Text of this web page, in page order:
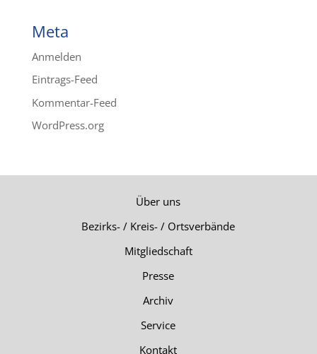
Meta
Anmelden
Eintrags-Feed
Kommentar-Feed
WordPress.org
Über uns
Bezirks- / Kreis- / Ortsverbände
Mitgliedschaft
Presse
Archiv
Service
Kontakt